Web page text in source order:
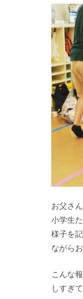
お父さ
小学生
様子を
ながら
こんな
しすぎ